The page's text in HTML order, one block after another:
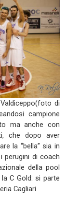
di
campione
ma anche con
che dopo aver
la “bella” sia in
perugini di coach
della pool
C Gold: si parte
Cagliari